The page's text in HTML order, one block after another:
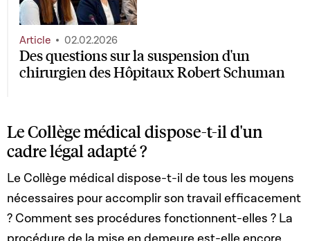
Des questions sur la suspension d'un
chirurgien des Hôpitaux Robert Schuman
Article 02.02.2026
Le Collège médical dispose-t-il d'un
cadre légal adapté ?
Le Collège médical dispose-t-il de tous les moyens
nécessaires pour accomplir son travail efficacement
? Comment ses procédures fonctionnent-elles ? La